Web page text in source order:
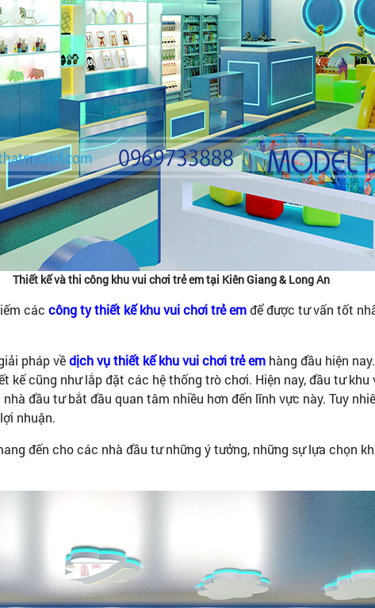
Thiết kế và thi công khu vui chơi trẻ em tại Kiên Giang & Long An
các công ty thiết kế khu vui chơi trẻ emđể được tư vấn tốt
pháp vềdịch vụ thiết kế khu vui chơi trẻ em hàng đầu hiện
cũng như lắp đặt các hệ thống trò chơi. Hiện nay, đầu tư
đầu tư bắt đầu quan tâm nhiều hơn đến lĩnh vực này. Tuy
nhuận.
đến cho các nhà đầu tư những ý tưởng, những sự lựa chọn